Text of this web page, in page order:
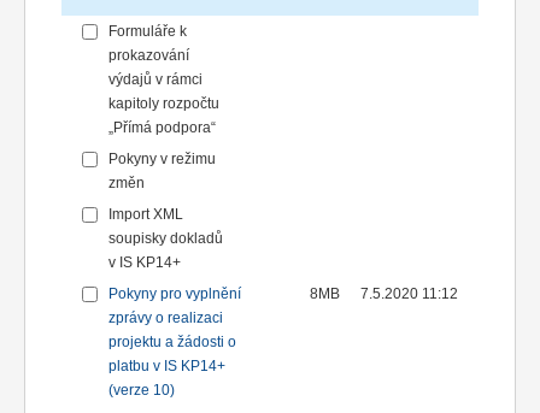
Formuláře k
prokazování
výdajů v rámci
kapitoly rozpočtu
„Přímá podpora“
Pokyny v režimu
změn
Import XML
soupisky dokladů
v IS KP14+
Pokyny pro vyplnění
zprávy o realizaci
projektu a žádosti o
platbu v IS KP14+
(verze 10)
8MB 7.5.2020 11:12